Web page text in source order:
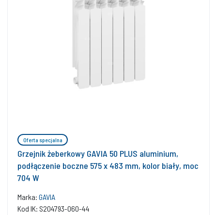
Oferta specjalna
Grzejnik żeberkowy GAVIA 50 PLUS aluminium,
podłączenie boczne 575 x 483 mm, kolor biały, moc
704 W
Marka: GAVIA
Kod IK: S204793-060-44